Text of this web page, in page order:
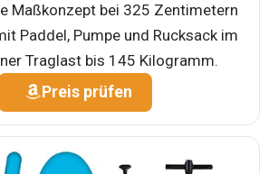
Maßkonzept bei 325 Zentimetern
Paddel, Pumpe und Rucksack im
Traglast bis 145 Kilogramm.
Preis prüfen